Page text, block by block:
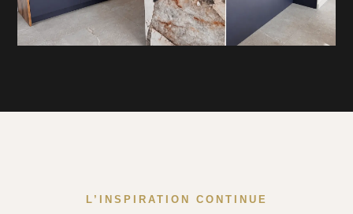
L’INSPIRATION CONTINUE